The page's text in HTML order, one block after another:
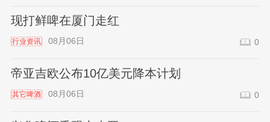
现打鲜啤在厦门走红
行业资讯 08月06日 0
帝亚吉欧公布10亿美元降本计划
其它啤酒 08月06日 0